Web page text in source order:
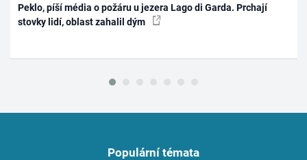
Peklo, píší média o požáru u jezera Lago di Garda. Prchají
stovky lidí, oblast zahalil dým
Populární témata